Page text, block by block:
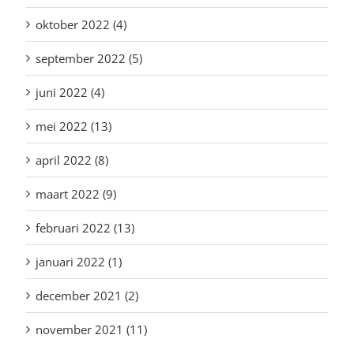
oktober 2022 (4)
september 2022 (5)
juni 2022 (4)
mei 2022 (13)
april 2022 (8)
maart 2022 (9)
februari 2022 (13)
januari 2022 (1)
december 2021 (2)
november 2021 (11)